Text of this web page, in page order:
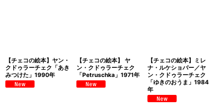
【チェコの絵本】ヤン・
クドゥラーチェク「あき
みつけた」1990年
【チェコの絵本】 ヤ
ン・クドゥラーチェク
「Petruschka」1971年
【チェコの絵本】ミレ
ナ・ルケショバー／ヤ
ン・クドゥラーチェク
「ゆきのおうま」1984
年